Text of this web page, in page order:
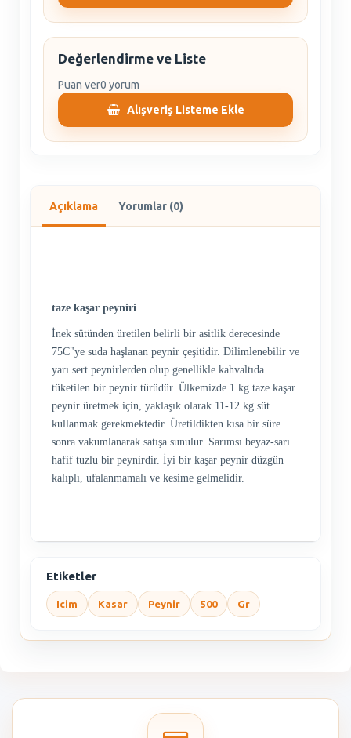
Değerlendirme ve Liste
Puan ver0 yorum
Alışveriş Listeme Ekle
Açıklama Yorumlar (0)
taze kaşar peyniri
İnek sütünden üretilen belirli bir asitlik derecesinde
75C"ye suda haşlanan peynir çeşitidir. Dilimlenebilir ve
yarı sert peynirlerden olup genellikle kahvaltıda
tüketilen bir peynir türüdür. Ülkemizde 1 kg taze kaşar
peynir üretmek için, yaklaşık olarak 11-12 kg süt
kullanmak gerekmektedir. Üretildikten kısa bir süre
sonra vakumlanarak satışa sunulur. Sarımsı beyaz-sarı
hafif tuzlu bir peynirdir. İyi bir kaşar peynir düzgün
kalıplı, ufalanmamalı ve kesime gelmelidir.
Etiketler
Icim Kasar Peynir 500 Gr